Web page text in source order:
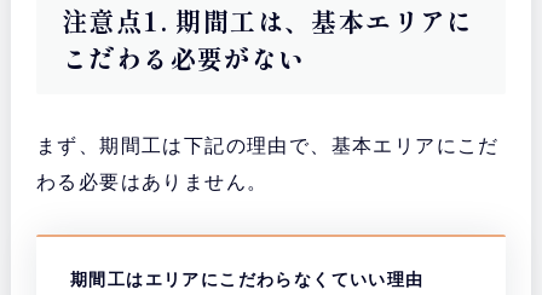
注意点1. 期間工は、基本エリアに
こだわる必要がない
まず、期間工は下記の理由で、基本エリアにこだ
わる必要はありません。
期間工はエリアにこだわらなくていい理由